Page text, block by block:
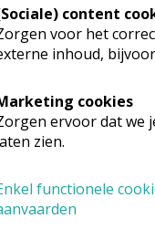
de kapel nog
communiebank
In 2003
content
voor het
inhoud,
cookies
ervoor dat we
zien.
functionele